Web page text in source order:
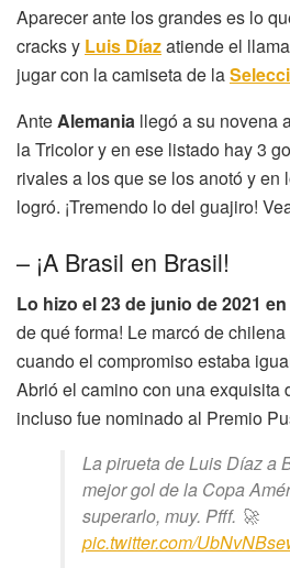
Aparecer ante los grandes es lo
cracks y Luis Díazatiende el
jugar con la camiseta de la
AnteAlemania llegó a su novena
la Tricolor y en ese listado hay 3
rivales a los que se los anotó y en
logró. ¡Tremendo lo del guajiro!
– ¡A Brasil en Brasil!
Lo hizo el 23 de junio de 2021
de qué forma! Le marcó de
cuando el compromiso estaba
Abrió el camino con una exquisita
incluso fue nominado al Premio
La pirueta de Luis Díaz a
mejor gol de la Copa
superarlo, muy. Pfff. 🚀
pic.twitter.com/